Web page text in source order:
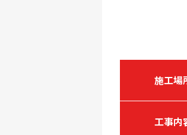
施工場
工事内